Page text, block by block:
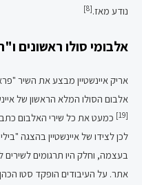
נודע מאז.[8]
אלבומי סולו ראשונים
אריק איינשטיין מבצע את השיר "פראג",
אלבום הסולו המלא הראשון של
[19]
כמעט את כל שירי האלבום
לכן לצידו של איינשטיין בהצגה
בעצמה, וחלק היו תרגומים
אתר. על העיבודים הופקד סטו